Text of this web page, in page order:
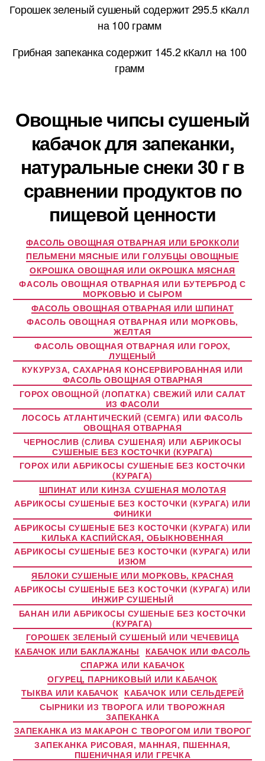
Горошек зеленый сушеный содержит 295.5 кКалл
на 100 грамм
Грибная запеканка содержит 145.2 кКалл на 100
грамм
Овощные чипсы сушеный
кабачок для запеканки,
натуральные снеки 30 г в
сравнении продуктов по
пищевой ценности
ФАСОЛЬ ОВОЩНАЯ ОТВАРНАЯ ИЛИ БРОККОЛИ
ПЕЛЬМЕНИ МЯСНЫЕ ИЛИ ГОЛУБЦЫ ОВОЩНЫЕ
ОКРОШКА ОВОЩНАЯ ИЛИ ОКРОШКА МЯСНАЯ
ФАСОЛЬ ОВОЩНАЯ ОТВАРНАЯ ИЛИ БУТЕРБРОД С
МОРКОВЬЮ И СЫРОМ
ФАСОЛЬ ОВОЩНАЯ ОТВАРНАЯ ИЛИ ШПИНАТ
ФАСОЛЬ ОВОЩНАЯ ОТВАРНАЯ ИЛИ МОРКОВЬ,
ЖЕЛТАЯ
ФАСОЛЬ ОВОЩНАЯ ОТВАРНАЯ ИЛИ ГОРОХ,
ЛУЩЕНЫЙ
КУКУРУЗА, САХАРНАЯ КОНСЕРВИРОВАННАЯ ИЛИ
ФАСОЛЬ ОВОЩНАЯ ОТВАРНАЯ
ГОРОХ ОВОЩНОЙ (ЛОПАТКА) СВЕЖИЙ ИЛИ САЛАТ
ИЗ ФАСОЛИ
ЛОСОСЬ АТЛАНТИЧЕСКИЙ (СЕМГА) ИЛИ ФАСОЛЬ
ОВОЩНАЯ ОТВАРНАЯ
ЧЕРНОСЛИВ (СЛИВА СУШЕНАЯ) ИЛИ АБРИКОСЫ
СУШЕНЫЕ БЕЗ КОСТОЧКИ (КУРАГА)
ГОРОХ ИЛИ АБРИКОСЫ СУШЕНЫЕ БЕЗ КОСТОЧКИ
(КУРАГА)
ШПИНАТ ИЛИ КИНЗА СУШЕНАЯ МОЛОТАЯ
АБРИКОСЫ СУШЕНЫЕ БЕЗ КОСТОЧКИ (КУРАГА) ИЛИ
ФИНИКИ
АБРИКОСЫ СУШЕНЫЕ БЕЗ КОСТОЧКИ (КУРАГА) ИЛИ
КИЛЬКА КАСПИЙСКАЯ, ОБЫКНОВЕННАЯ
АБРИКОСЫ СУШЕНЫЕ БЕЗ КОСТОЧКИ (КУРАГА) ИЛИ
ИЗЮМ
ЯБЛОКИ СУШЕНЫЕ ИЛИ МОРКОВЬ, КРАСНАЯ
АБРИКОСЫ СУШЕНЫЕ БЕЗ КОСТОЧКИ (КУРАГА) ИЛИ
ИНЖИР СУШЕНЫЙ
БАНАН ИЛИ АБРИКОСЫ СУШЕНЫЕ БЕЗ КОСТОЧКИ
(КУРАГА)
ГОРОШЕК ЗЕЛЕНЫЙ СУШЕНЫЙ ИЛИ ЧЕЧЕВИЦА
КАБАЧОК ИЛИ БАКЛАЖАНЫ
КАБАЧОК ИЛИ ФАСОЛЬ
СПАРЖА ИЛИ КАБАЧОК
ОГУРЕЦ, ПАРНИКОВЫЙ ИЛИ КАБАЧОК
ТЫКВА ИЛИ КАБАЧОК КАБАЧОК ИЛИ СЕЛЬДЕРЕЙ
СЫРНИКИ ИЗ ТВОРОГА ИЛИ ТВОРОЖНАЯ
ЗАПЕКАНКА
ЗАПЕКАНКА ИЗ МАКАРОН С ТВОРОГОМ ИЛИ ТВОРОГ
ЗАПЕКАНКА РИСОВАЯ, МАННАЯ, ПШЕННАЯ,
ПШЕНИЧНАЯ ИЛИ ГРЕЧКА